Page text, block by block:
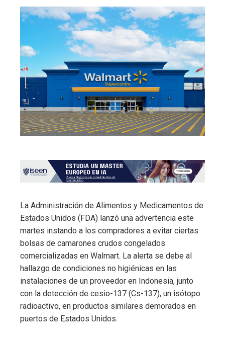
La Administración de Alimentos y Medicamentos de
Estados Unidos (FDA) lanzó una advertencia este
martes instando a los compradores a evitar ciertas
bolsas de camarones crudos congelados
comercializadas en Walmart. La alerta se debe al
hallazgo de condiciones no higiénicas en las
instalaciones de un proveedor en Indonesia, junto
con la detección de cesio-137 (Cs-137), un isótopo
radioactivo, en productos similares demorados en
puertos de Estados Unidos.